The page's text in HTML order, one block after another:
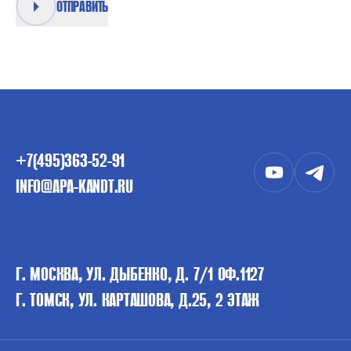
ОТПРАВИТЬ
+7(495)363-52-91
INFO@APA-KANDT.RU
Г. МОСКВА, УЛ. ДЫБЕНКО, Д. 7/1 ОФ.1127
Г. ТОМСК, УЛ. КАРТАШОВА, Д.25, 2 ЭТАЖ